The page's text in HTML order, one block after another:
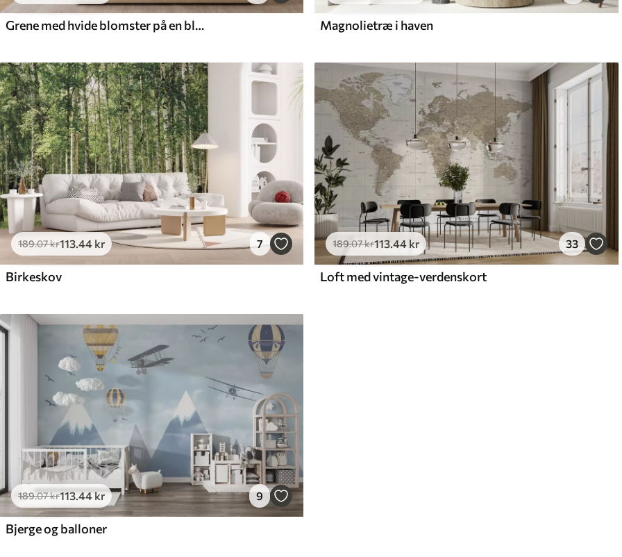
Grene med hvide blomster på en blød beige baggrund Magnolietræ i haven
189.07kr113.44 kr 7
Birkeskov
189.07kr113.44 kr 33
Loft med vintage-verdenskort
189.07kr113.44kr 9
Bjerge og balloner